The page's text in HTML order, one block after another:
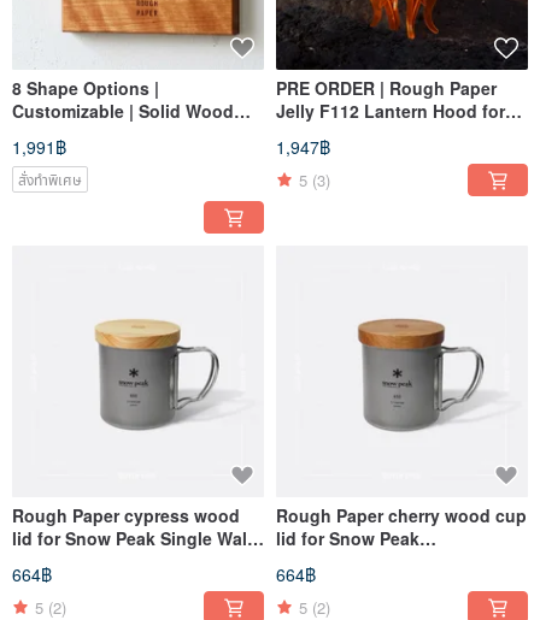
8 Shape Options |
Customizable | Solid Wood
House Signs Shop Signs
Desktop Plaques | Laser
Engraved
1,991฿
สั่งทำพิเศษ
PRE ORDER | Rough Paper
Jelly F112 Lantern Hood for
Goal Zero Mirco Flash
1,947฿
5 (3)
Rough Paper cypress wood
lid for Snow Peak Single Wall
664฿
5 (2)
Rough Paper cherry wood cup
lid for Snow Peak
Single/Double Wall Cup
664฿
5 (2)